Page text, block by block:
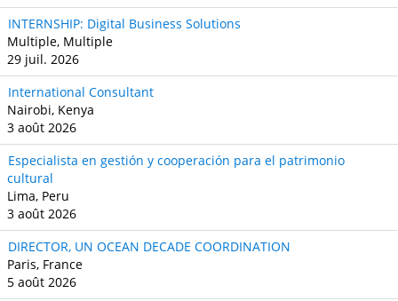
INTERNSHIP: Digital Business Solutions
Multiple, Multiple
29 juil. 2026
International Consultant
Nairobi, Kenya
3 août 2026
Especialista en gestión y cooperación para el patrimonio
cultural
Lima, Peru
3 août 2026
DIRECTOR, UN OCEAN DECADE COORDINATION
Paris, France
5 août 2026